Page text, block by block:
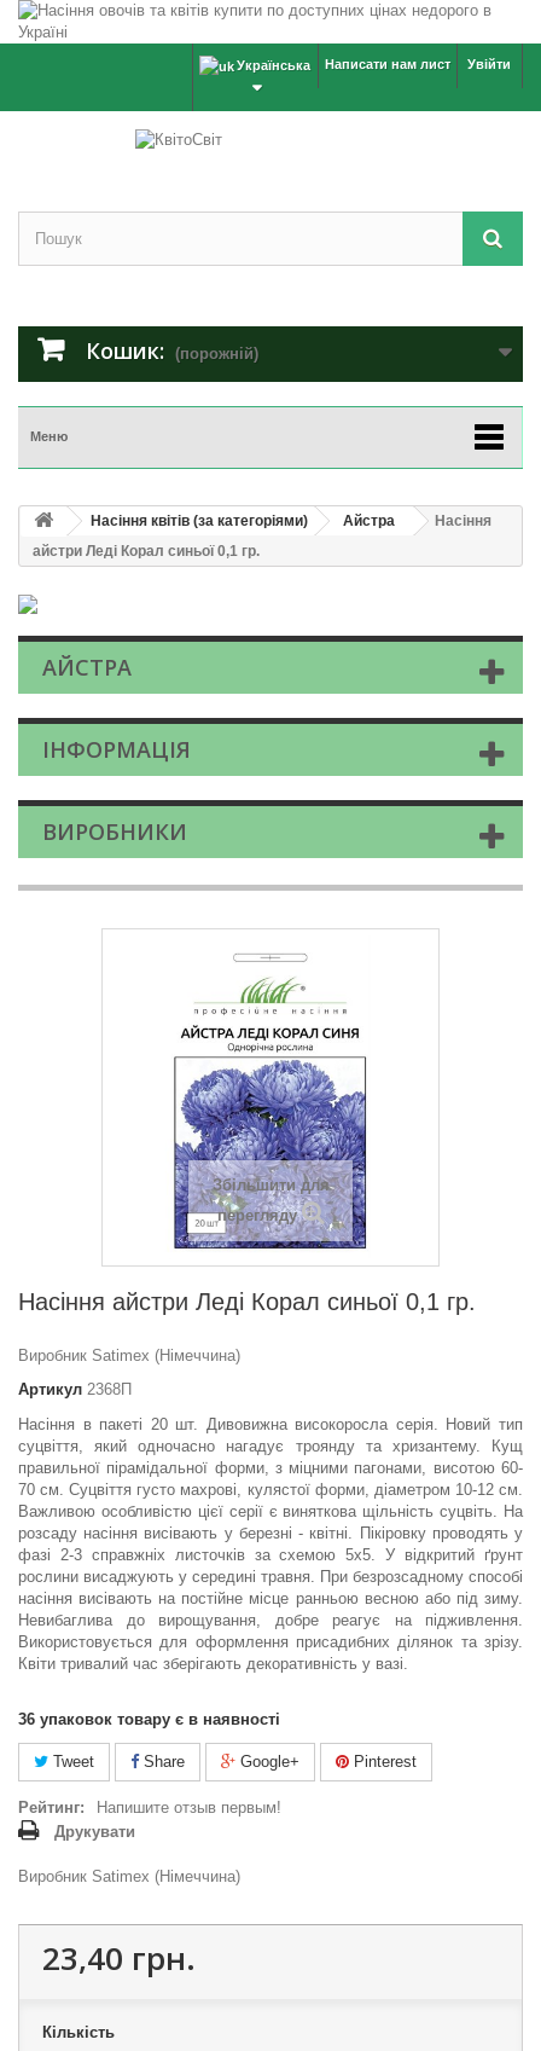
Увійти
Написати нам лист
Українська
Кошик: (порожній)
Меню
Насіння квітів (за категоріями) Айстра
Насіння
айстри Леді Корал синьої 0,1 гр.
АЙСТРА
ІНФОРМАЦІЯ
ВИРОБНИКИ
Збільшити для
перегляду
Насіння айстри Леді Корал синьої 0,1 гр.
Виробник Satimex (Німеччина)
Артикул 2368П
Насіння в пакеті 20 шт. Дивовижна високоросла серія. Новий тип
суцвіття, який одночасно нагадує троянду та хризантему. Кущ
правильної пірамідальної форми, з міцними пагонами, висотою 60-
70 см. Суцвіття густо махрові, кулястої форми, діаметром 10-12 см.
Важливою особливістю цієї серії є виняткова щільність суцвіть. На
розсаду насіння висівають у березні - квітні. Пікіровку проводять у
фазі 2-3 справжніх листочків за схемою 5x5. У відкритий ґрунт
рослини висаджують у середині травня. При безрозсадному способі
насіння висівають на постійне місце ранньою весною або під зиму.
Невибаглива до вирощування, добре реагує на підживлення.
Використовується для оформлення присадибних ділянок та зрізу.
Квіти тривалий час зберігають декоративність у вазі.
36 упаковок товару є в наявності
Tweet Share Google+ Pinterest
Рейтинг:
Напишите отзыв первым!
Друкувати
Виробник Satimex (Німеччина)
23,40 грн.
Кількість